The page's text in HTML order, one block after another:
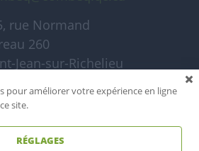
rue Normand
260
Jean-sur-Richelieu
pour améliorer votre expérience en ligne
site.
RÉGLAGES